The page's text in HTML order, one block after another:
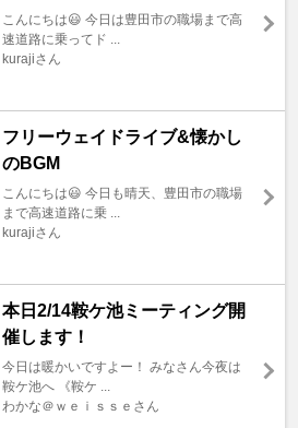
こんにちは😃 今日は豊田市の職場まで高
速道路に乗ってド ...
kurajiさん
フリーウェイドライブ&懐かし
のBGM
こんにちは😃 今日も晴天、豊田市の職場
まで高速道路に乗 ...
kurajiさん
本日2/14鞍ケ池ミーティング開
催します！
今日は暖かいですよー！ みなさん今夜は
鞍ケ池へ 《鞍ケ ...
わかな＠ｗｅｉｓｓｅさん